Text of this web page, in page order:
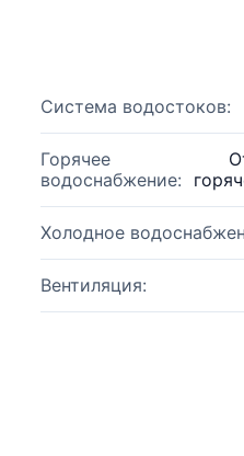
Система водостоков:
Горячее
водоснабжение:
Холодное
Вентиляция: